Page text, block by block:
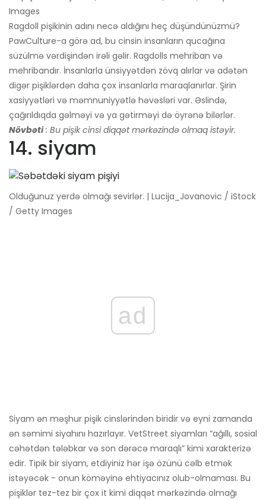
Images
Ragdoll pişikinin adını necə aldığını heç düşündünüzmü?
PawCulture-a görə ad, bu cinsin insanların qucağına
süzülmə vərdişindən irəli gəlir. Ragdolls mehriban və
mehribandır. İnsanlarla ünsiyyətdən zövq alırlar və adətən
digər pişiklərdən daha çox insanlarla maraqlanırlar. Şirin
xasiyyətləri və məmnuniyyətlə həvəsləri var. Əslində,
çağırıldıqda gəlməyi və ya gətirməyi də öyrənə bilərlər.
Növbəti: Bu pişik cinsi diqqət mərkəzində olmaq istəyir.
14. siyam
Olduğunuz yerdə olmağı sevirlər. | Lucija_Jovanovic / iStock
/ Getty Images
ad
Siyam ən məşhur pişik cinslərindən biridir və eyni zamanda
ən səmimi siyahını hazırlayır. VetStreet siyamları “ağıllı, sosial
cəhətdən tələbkar və son dərəcə maraqlı” kimi xarakterizə
edir. Tipik bir siyam, etdiyiniz hər işə özünü cəlb etmək
istəyəcək - onun köməyinə ehtiyacınız olub-olmaması. Bu
pişiklər tez-tez bir çox it kimi diqqət mərkəzində olmağı